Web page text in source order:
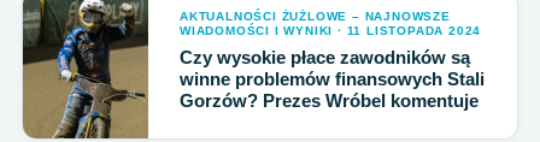
AKTUALNOŚCI ŻUŻLOWE – NAJNOWSZE
WIADOMOŚCI I WYNIKI · 11 LISTOPADA 2024
Czy wysokie płace zawodników są
winne problemów finansowych Stali
Gorzów? Prezes Wróbel komentuje